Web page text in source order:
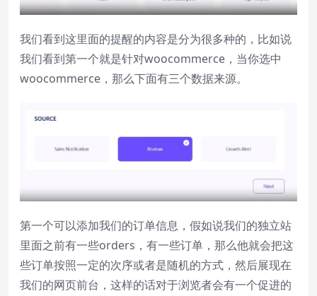
我们看到这里面的提醒的内容是分为很多种的，比如说
我们看到第一个就是针对woocommerce，当你选中
woocommerce，那么下面有三个数据来源。
第一个可以添加我们的订单信息，假如说我们的独立站
里面之前有一些orders，有一些订单，那么他就会把这
些订单按照一定的次序或者是随机的方式，然后展现在
我们的网页前台，这样的话对于浏览者会有一个促进的